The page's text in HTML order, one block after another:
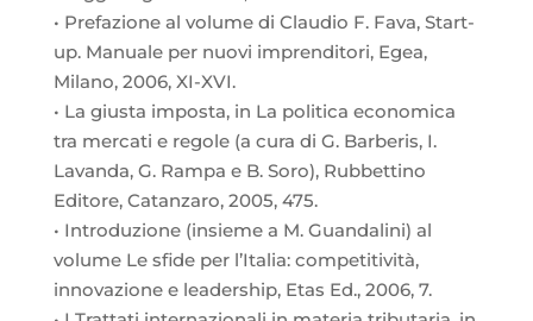
• Prefazione al volume di Claudio F. Fava, Start-
up. Manuale per nuovi imprenditori, Egea,
Milano, 2006, XI-XVI.
• La giusta imposta, in La politica economica
tra mercati e regole (a cura di G. Barberis, I.
Lavanda, G. Rampa e B. Soro), Rubbettino
Editore, Catanzaro, 2005, 475.
• Introduzione (insieme a M. Guandalini) al
volume Le sfide per l’Italia: competitività,
innovazione e leadership, Etas Ed., 2006, 7.